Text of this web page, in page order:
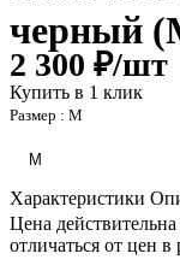
черный
2 300 ₽/шт
Купить в 1 клик
Размер : М
М
Характеристики
Цена
отличаться от цен